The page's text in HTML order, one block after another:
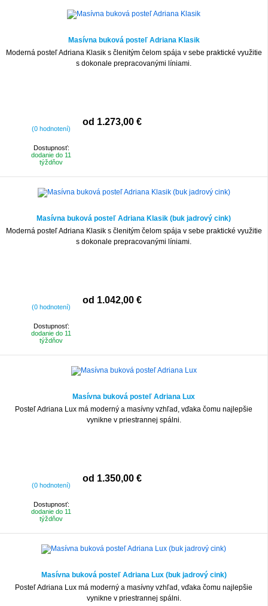
Masívna buková posteľ Adriana Klasik
Moderná posteľ Adriana Klasik s členitým čelom spája v sebe praktické využitie
s dokonale prepracovanými líniami.
(0 hodnotení)
Dostupnosť:
dodanie do 11
týždňov
od 1.273,00 €
Masívna buková posteľ Adriana Klasik (buk jadrový cink)
Moderná posteľ Adriana Klasik s členitým čelom spája v sebe praktické využitie
s dokonale prepracovanými líniami.
(0 hodnotení)
Dostupnosť:
dodanie do 11
týždňov
od 1.042,00 €
Masívna buková posteľ Adriana Lux
Posteľ Adriana Lux má moderný a masívny vzhľad, vďaka čomu najlepšie
vynikne v priestrannej spálni.
(0 hodnotení)
Dostupnosť:
dodanie do 11
týždňov
od 1.350,00 €
Masívna buková posteľ Adriana Lux (buk jadrový cink)
Posteľ Adriana Lux má moderný a masívny vzhľad, vďaka čomu najlepšie
vynikne v priestrannej spálni.